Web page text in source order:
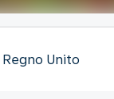
Regno Unito